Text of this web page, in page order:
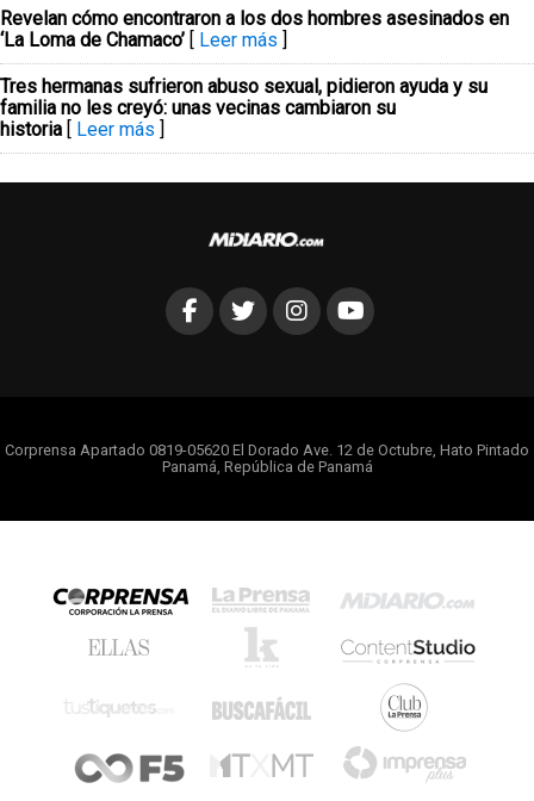
Revelan cómo encontraron a los dos hombres asesinados en
‘La Loma de Chamaco’ [ Leer más ]
Tres hermanas sufrieron abuso sexual, pidieron ayuda y su
familia no les creyó: unas vecinas cambiaron su
historia [ Leer más ]
Corprensa Apartado 0819-05620 El Dorado Ave. 12 de Octubre, Hato Pintado
Panamá, República de Panamá